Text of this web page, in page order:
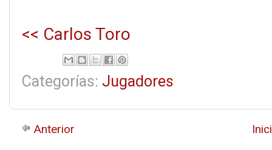
<< Carlos Toro
Categorías: Jugadores
Anterior